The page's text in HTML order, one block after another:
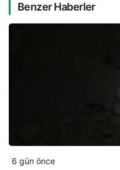
Benzer Haberler
6 gün önce